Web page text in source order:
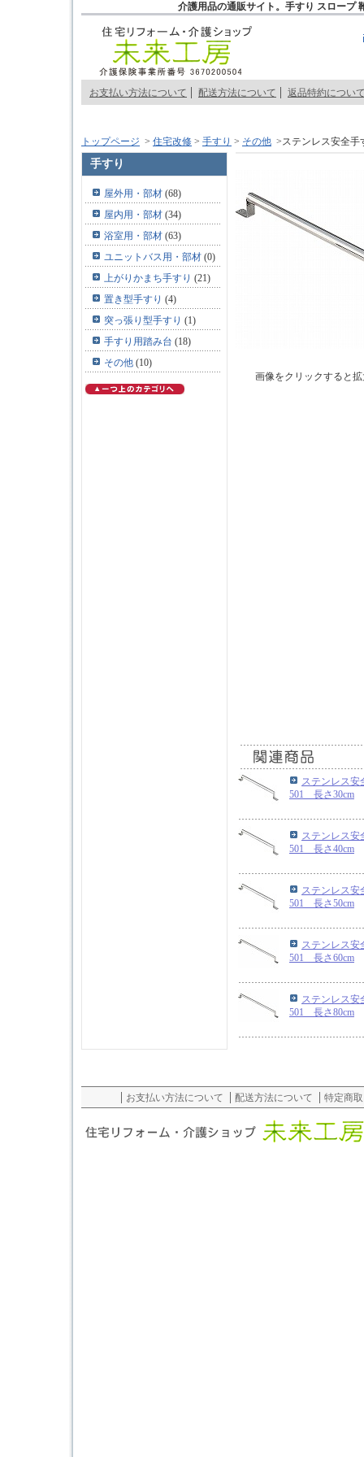
介護用品の通販サイト。手すり スロープ
お支払い方法について 配送方法について 返品特約につい
トップページ > 住宅改修 > 手すり > その他 >ステンレス安全
手すり
屋外用・部材 (68)
屋内用・部材 (34)
浴室用・部材 (63)
ユニットバス用・部材 (0)
上がりかまち手すり (21)
置き型手すり (4)
突っ張り型手すり (1)
手すり用踏み台 (18)
その他 (10)
画像をクリックすると
ステンレス
501 長さ30cm
ステンレス
501 長さ40cm
ステンレス
501 長さ50cm
ステンレス
501 長さ60cm
ステンレス
501 長さ80cm
お支払い方法について 配送方法について 特定商